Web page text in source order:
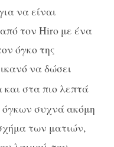
να είναι
τον Hiro με ένα
όγκο της
να δώσει
και στα πιο λεπτά
όγκων συχνά ακόμη
των ματιών,